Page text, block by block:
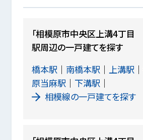
「相模原市中央区上溝4丁目
駅周辺の一戸建てを探す
橋本駅
南橋本駅 上溝駅
原当麻駅
下溝駅
相模線の一戸建てを探す